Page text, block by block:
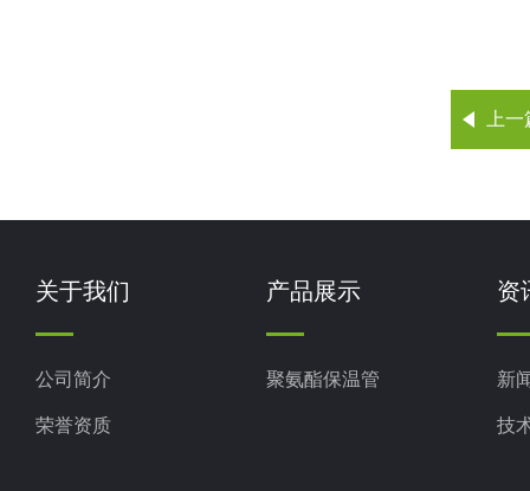
上
关于我们
公司简介
荣誉资质
产品展示
聚氨酯保温管
资
新
技